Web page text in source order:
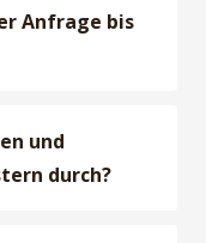
Anfrage bis
und
durch?